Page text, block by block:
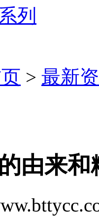
列
> 最新
由来和